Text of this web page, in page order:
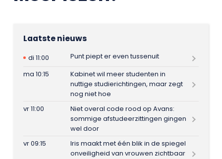
Laatste nieuws
di 11:00
Punt piept er even tussenuit
ma 10:15
Kabinet wil meer studenten in
nuttige studierichtingen, maar zegt
nog niet hoe
vr 11:00
Niet overal code rood op Avans:
sommige afstudeerzittingen gingen
wel door
vr 09:15
Iris maakt met één blik in de spiegel
onveiligheid van vrouwen zichtbaar